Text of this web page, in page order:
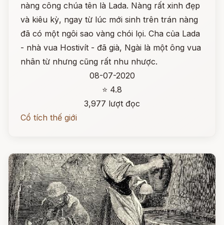
nàng công chúa tên là Lada. Nàng rất xinh đẹp
và kiêu kỳ, ngay từ lúc mới sinh trên trán nàng
đã có một ngôi sao vàng chói lọi. Cha của Lada
- nhà vua Hostivít - đã già, Ngài là một ông vua
nhân từ nhưng cũng rất nhu nhược.
08-07-2020
⭐ 4.8
3,977 lượt đọc
Cổ tích thế giới